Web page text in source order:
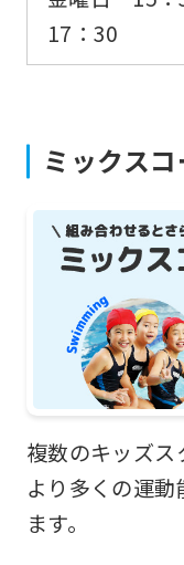
17：30
ミックス
複数のキッズ
より多くの運
ます。